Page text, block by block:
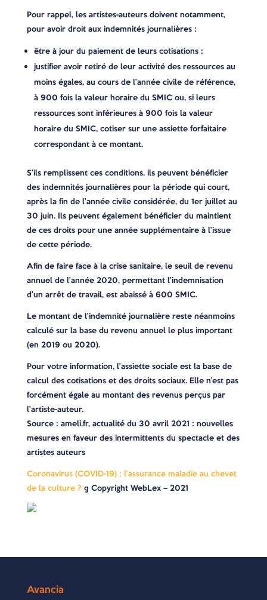
Pour rappel, les artistes-auteurs doivent notamment,
pour avoir droit aux indemnités journalières :
être à jour du paiement de leurs cotisations ;
justifier avoir retiré de leur activité des ressources au
moins égales, au cours de l’année civile de référence,
à 900 fois la valeur horaire du SMIC ou, si leurs
ressources sont inférieures à 900 fois la valeur
horaire du SMIC, cotiser sur une assiette forfaitaire
correspondant à ce montant.
S’ils remplissent ces conditions, ils peuvent bénéficier
des indemnités journalières pour la période qui court,
après la fin de l’année civile considérée, du 1er juillet au
30 juin. Ils peuvent également bénéficier du maintient
de ces droits pour une année supplémentaire à l’issue
de cette période.
Afin de faire face à la crise sanitaire, le seuil de revenu
annuel de l’année 2020, permettant l’indemnisation
d’un arrêt de travail, est abaissé à 600 SMIC.
Le montant de l’indemnité journalière reste néanmoins
calculé sur la base du revenu annuel le plus important
(en 2019 ou 2020).
Pour votre information, l’assiette sociale est la base de
calcul des cotisations et des droits sociaux. Elle n’est pas
forcément égale au montant des revenus perçus par
l’artiste-auteur.
Source : ameli.fr, actualité du 30 avril 2021 : nouvelles
mesures en faveur des intermittents du spectacle et des
artistes auteurs
Coronavirus (COVID-19) : l’assurance maladie au chevet
de la culture ?© Copyright WebLex – 2021
Avancia